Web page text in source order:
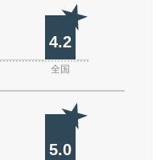
4.2
全国
5.0